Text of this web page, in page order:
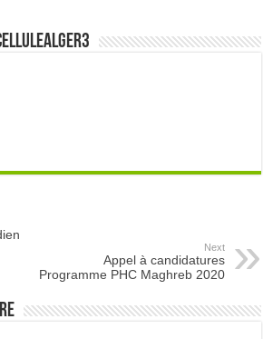
Next
Appel à candidatures
Programme PHC Maghreb 2020